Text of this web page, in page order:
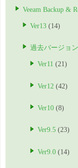
Veeam Backup &
Ver13 (14)
過去バージョン
Ver11 (21)
Ver12 (42)
Ver10 (8)
Ver9.5 (23)
Ver9.0 (14)